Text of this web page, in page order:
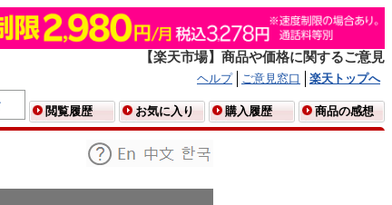
【楽天市場】商品や価格に関するご意見
ヘルプ ご意見窓口
楽天トップへ
閲覧履歴 お気に入り 購入履歴 商品の感想